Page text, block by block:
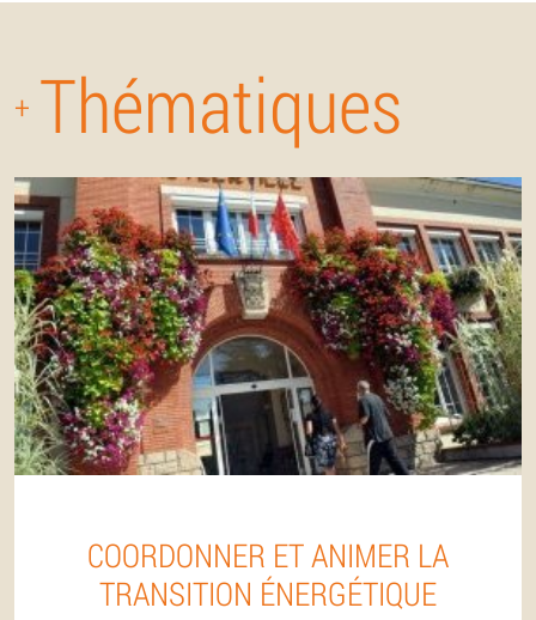
+ Thématiques
COORDONNER ET ANIMER LA
TRANSITION ÉNERGÉTIQUE